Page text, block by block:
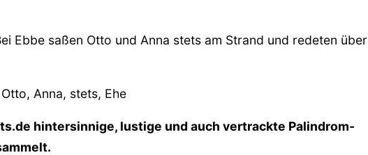
Ebbe saßen Otto und Anna stets am Strand und redeten über
Anna, stets, Ehe
hintersinnige, lustige und auch vertrackte Palindrom-